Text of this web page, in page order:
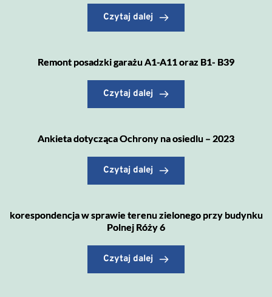
Czytaj dalej
Remont posadzki garażu A1-A11 oraz B1- B39
Czytaj dalej
Ankieta dotycząca Ochrony na osiedlu – 2023
Czytaj dalej
korespondencja w sprawie terenu zielonego przy budynku
Polnej Róży 6
Czytaj dalej